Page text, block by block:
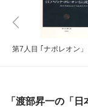
第7人目 ｢ナポレオン」
「渡部昇一の「